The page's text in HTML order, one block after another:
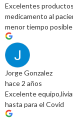
Excelentes
medicamento al
menor tiempo posible
Jorge Gonzalez
hace 2 años
Excelente
hasta para el Covid